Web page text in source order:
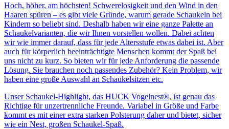
Hoch, höher, am höchsten! Schwerelosigkeit und den Wind in den
Haaren spüren – es gibt viele Gründe, warum gerade Schaukeln bei
Kindern so beliebt sind. Deshalb haben wir eine ganze Palette an
Schaukelvarianten, die wir Ihnen vorstellen wollen. Dabei achten
wir wie immer darauf, dass für jede Altersstufe etwas dabei ist. Aber
auch für körperlich beeinträchtigte Menschen kommt der Spaß bei
uns nicht zu kurz. So bieten wir für jede Anforderung die passende
Lösung. Sie brauchen noch passendes Zubehör? Kein Problem, wir
haben eine große Auswahl an Schaukelsitzen etc.
Unser Schaukel-Highlight, das HUCK Vogelnest®, ist genau das
Richtige für unzertrennliche Freunde. Variabel in Größe und Farbe
kommt es mit einer extra starken Polsterung daher und bietet, sicher
wie ein Nest, großen Schaukel-Spaß.